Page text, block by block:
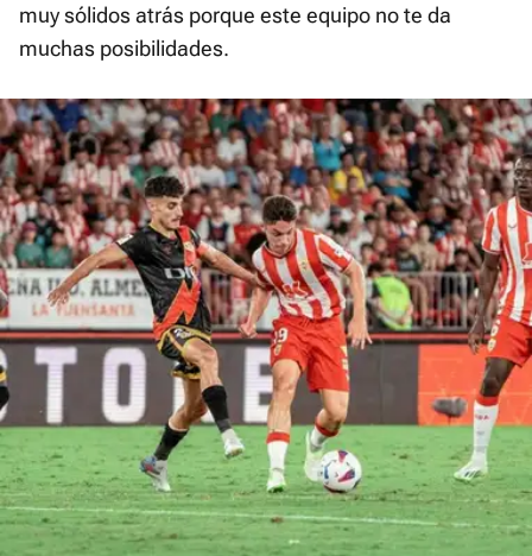
muy sólidos atrás porque este equipo no te da
muchas posibilidades.